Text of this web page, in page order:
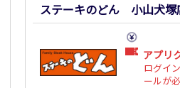
ステーキのどん 小山犬塚
アプリ
ログイ
ールが